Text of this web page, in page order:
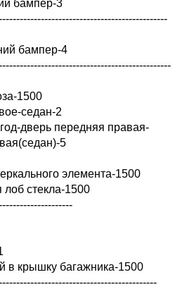
бампер-3
бампер-4
1500
седан-2
дверь передняя правая-
5
элемента-1500
стекла-1500
в крышку багажника-1500